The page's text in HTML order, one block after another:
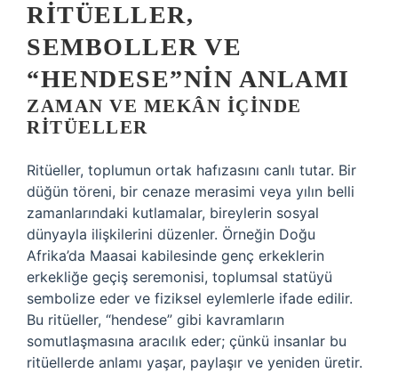
RITÜELLER,
SEMBOLLER VE
“HENDESE”NIN ANLAMI
ZAMAN VE MEKÂN İÇINDE
RITÜELLER
Ritüeller, toplumun ortak hafızasını canlı tutar. Bir
düğün töreni, bir cenaze merasimi veya yılın belli
zamanlarındaki kutlamalar, bireylerin sosyal
dünyayla ilişkilerini düzenler. Örneğin Doğu
Afrika’da Maasai kabilesinde genç erkeklerin
erkekliğe geçiş seremonisi, toplumsal statüyü
sembolize eder ve fiziksel eylemlerle ifade edilir.
Bu ritüeller, “hendese” gibi kavramların
somutlaşmasına aracılık eder; çünkü insanlar bu
ritüellerde anlamı yaşar, paylaşır ve yeniden üretir.